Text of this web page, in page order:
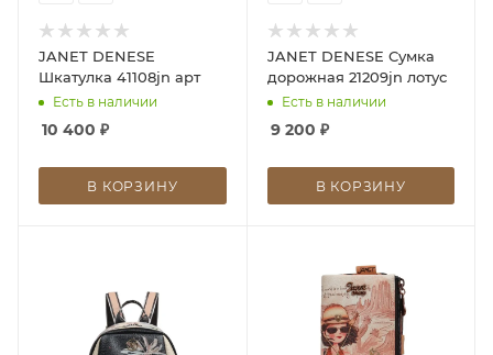
JANET DENESE
Шкатулка 41108jn арт
Есть в наличии
10 400 ₽
В КОРЗИНУ
JANET DENESE Сумка
дорожная 21209jn лотус
Есть в наличии
9 200 ₽
В КОРЗИНУ